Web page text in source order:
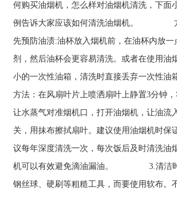
何购买油烟机，怎么样对油烟机清洗，下面
例告诉大家应该如何清洗油烟机。
先预防油渍:油杯放入烟机前，在油杯内放一
剂，然后油杯会更容易清洗。或者在使用油
小的一次性油箱，清洗时直接丢弃一次
方法：在风扇叶片上喷洒扇叶上静置3分钟，
让水蒸气对准烟机口，打开油烟机，让油流
关，用抹布擦拭扇叶。建议使用油烟机时保
议每年深度清洗一次，每次饭后及时清洗油
机可以有效避免滴油漏油。 3.清洁时
钢丝球、硬刷等粗糙工具，而要使用软布。